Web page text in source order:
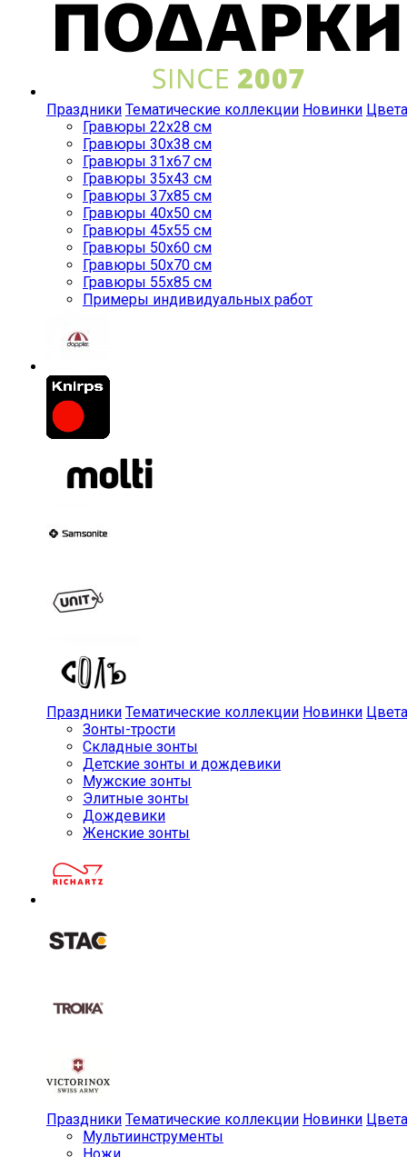
Праздники Тематические коллекции Новинки Цвета
Гравюры 22x28 см
Гравюры 30x38 см
Гравюры 31x67 см
Гравюры 35x43 см
Гравюры 37x85 см
Гравюры 40x50 см
Гравюры 45x55 см
Гравюры 50x60 см
Гравюры 50x70 см
Гравюры 55x85 см
Примеры индивидуальных работ
Праздники Тематические коллекции Новинки Цвета
Зонты-трости
Складные зонты
Детские зонты и дождевики
Мужские зонты
Элитные зонты
Дождевики
Женские зонты
Праздники Тематические коллекции Новинки Цвета
Мульти­инструменты